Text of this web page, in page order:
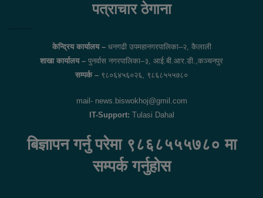
पत्राचार ठेगाना
केन्द्रिय कार्यालय –धनगढी उपमहानगरपालिका–२, कैलाली
शाखा कार्यालय – पुनर्वास नगरपालिका–३, आई.बी.आर.डी.,कञ्चनपुर
सम्पर्क – ९८०६४५६०२६, ९८६८५५५७८०
mail- news.biswokhoj@gmil.com
IT-Support: Tulasi Dahal
बिज्ञापन गर्नु परेमा ९८६८५५५७८० मा
सम्पर्क गर्नुहोस